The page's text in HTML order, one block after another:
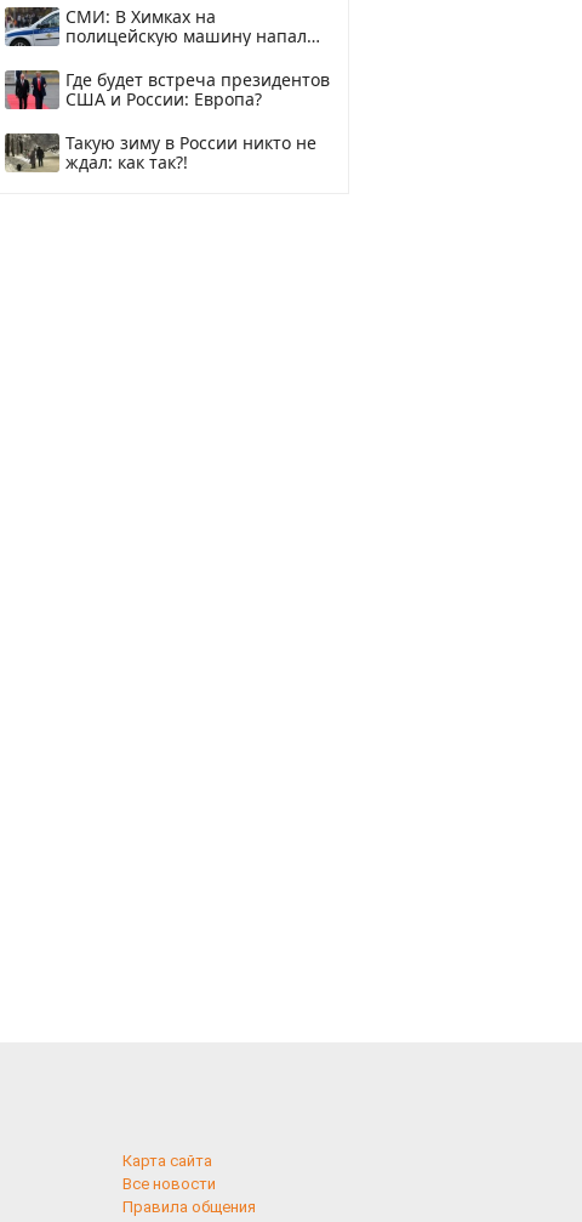
СМИ: В Химках на
полицейскую машину напали
Где будет встреча президентов
США и России: Европа?
Такую зиму в России никто не
ждал: как так?!
Карта сайта
Все новости
Правила общения